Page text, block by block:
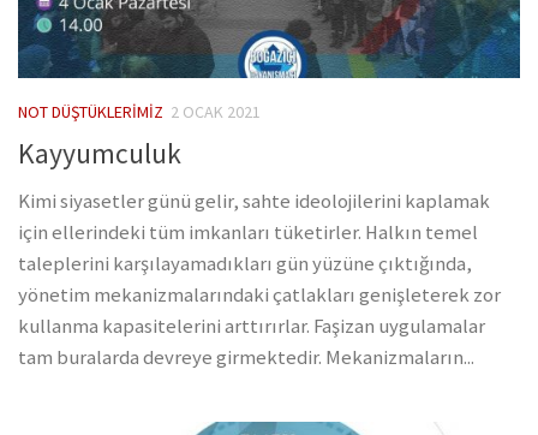
NOT DÜŞTÜKLERIMIZ 2 OCAK 2021
Kayyumculuk
Kimi siyasetler günü gelir, sahte ideolojilerini kaplamak
için ellerindeki tüm imkanları tüketirler. Halkın temel
taleplerini karşılayamadıkları gün yüzüne çıktığında,
yönetim mekanizmalarındaki çatlakları genişleterek zor
kullanma kapasitelerini arttırırlar. Faşizan uygulamalar
tam buralarda devreye girmektedir. Mekanizmaların...